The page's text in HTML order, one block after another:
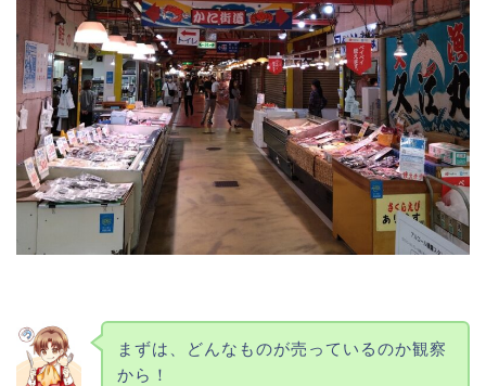
まずは、どんなものが売っているのか観察
から！